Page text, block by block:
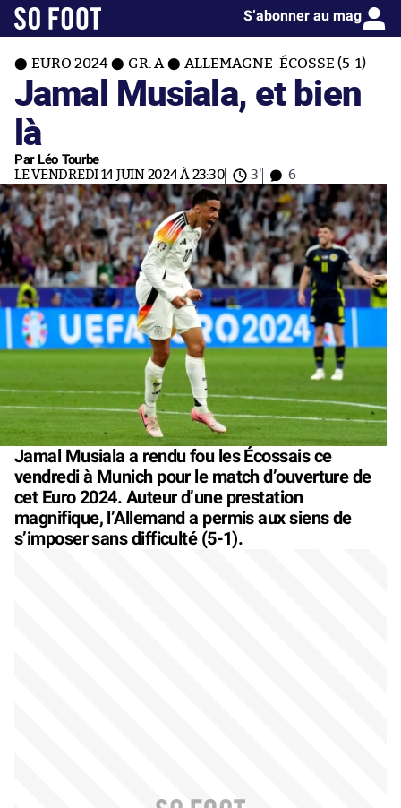
S’abonner au mag
EURO 2024 GR. A ALLEMAGNE-ÉCOSSE (5-1)
Jamal Musiala, et bien
là
Par Léo Tourbe
LE VENDREDI 14 JUIN 2024 À 23:30 3' 6
Jamal Musiala a rendu fou les Écossais ce
vendredi à Munich pour le match d’ouverture de
cet Euro 2024. Auteur d’une prestation
magnifique, l’Allemand a permis aux siens de
s’imposer sans difficulté (5-1).